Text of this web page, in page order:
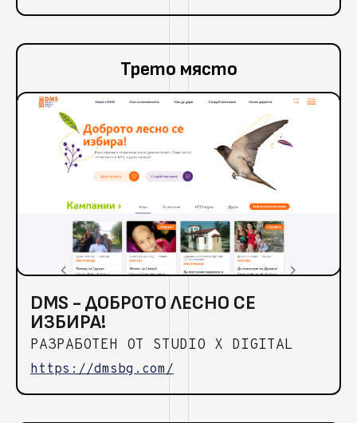
Трето място
DMS - ДОБРОТО ЛЕСНО СЕ
ИЗБИРА!
РАЗРАБОТЕН ОТ STUDIO X DIGITAL
https://dmsbg.com/